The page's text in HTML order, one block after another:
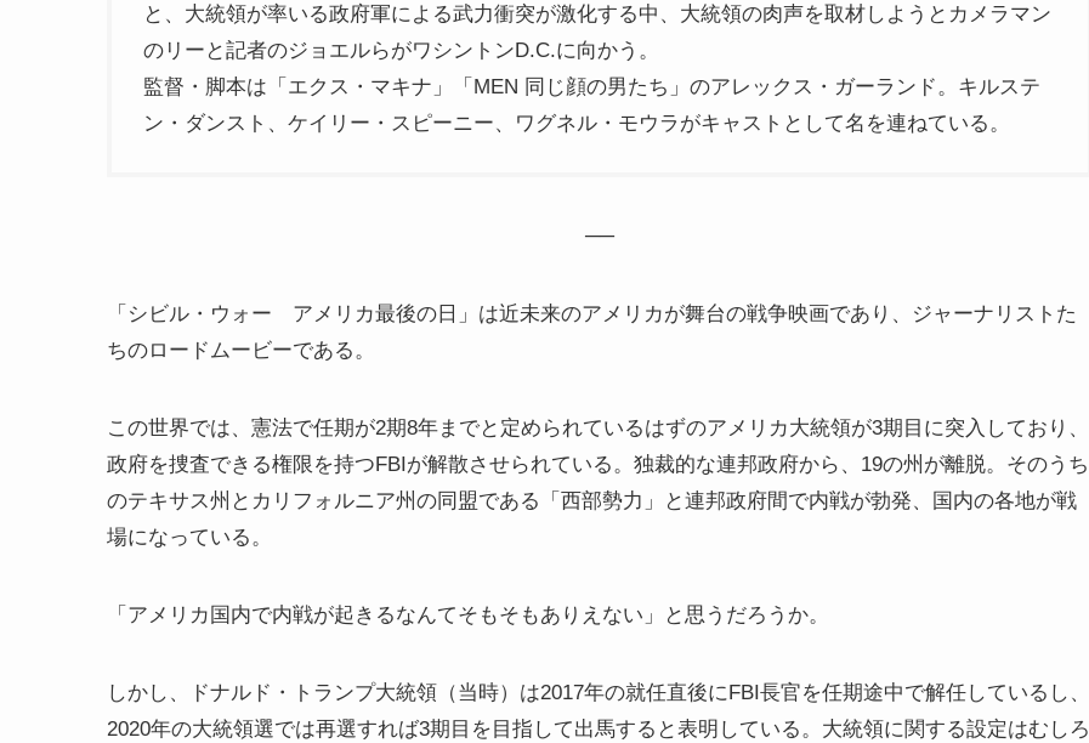
と、大統領が率いる政府軍による武力衝突が激化する中、大統領の肉声を取材しようとカメラマン
のリーと記者のジョエルらがワシントンD.C.に向かう。
監督・脚本は「エクス・マキナ」「MEN 同じ顔の男たち」のアレックス・ガーランド。キルステ
ン・ダンスト、ケイリー・スピーニー、ワグネル・モウラがキャストとして名を連ねている。
──
「シビル・ウォー アメリカ最後の日」は近未来のアメリカが舞台の戦争映画であり、ジャーナリストた
ちのロードムービーである。
この世界では、憲法で任期が2期8年までと定められているはずのアメリカ大統領が3期目に突入しており、
政府を捜査できる権限を持つFBIが解散させられている。独裁的な連邦政府から、19の州が離脱。そのうち
のテキサス州とカリフォルニア州の同盟である「西部勢力」と連邦政府間で内戦が勃発、国内の各地が戦
場になっている。
「アメリカ国内で内戦が起きるなんてそもそもありえない」と思うだろうか。
しかし、ドナルド・トランプ大統領（当時）は2017年の就任直後にFBI長官を任期途中で解任しているし、
2020年の大統領選では再選すれば3期目を目指して出馬すると表明している。大統領に関する設定はむしろ